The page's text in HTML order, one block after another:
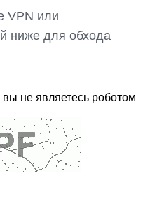
VPN или
ниже для обхода
не являетесь роботом